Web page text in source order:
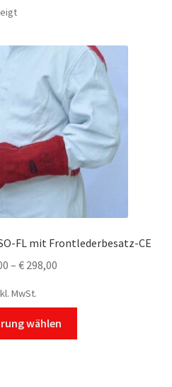
FL mit Frontlederbesatz-CE
– € 298,00
MwSt.
wählen